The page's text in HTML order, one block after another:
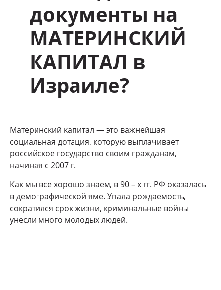
документы на
МАТЕРИНСКИЙ
КАПИТАЛ в
Израиле?
Материнский капитал — это важнейшая
социальная дотация, которую выплачивает
российское государство своим гражданам,
начиная с 2007 г.
Как мы все хорошо знаем, в 90 – х гг. РФ оказалась
в демографической яме. Упала рождаемость,
сократился срок жизни, криминальные войны
унесли много молодых людей.